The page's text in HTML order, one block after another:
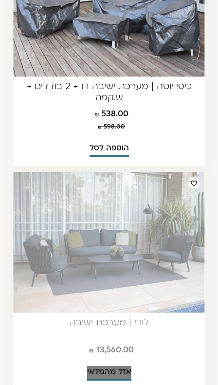
כיסי יוטה | מערכת ישיבה דו + 2 בודדים +
ש.קפה
538.00
598.00
הוספה לסל
לורי | מערכת ישיבה
13,560.00
אזל מהמלאי